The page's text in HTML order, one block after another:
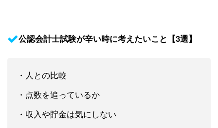
公認会計士試験が辛い時に考えたいこと【3選】
・人との比較
・点数を追っているか
・収入や貯金は気にしない